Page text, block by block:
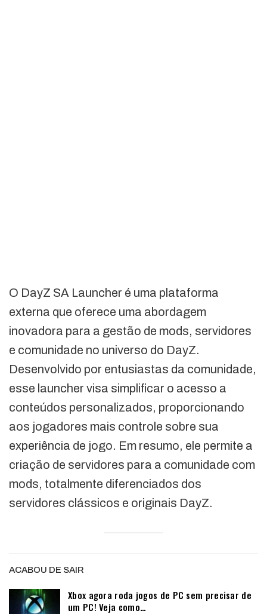
O DayZ SA Launcher é uma plataforma
externa que oferece uma abordagem
inovadora para a gestão de mods, servidores
e comunidade no universo do DayZ.
Desenvolvido por entusiastas da comunidade,
esse launcher visa simplificar o acesso a
conteúdos personalizados, proporcionando
aos jogadores mais controle sobre sua
experiência de jogo. Em resumo, ele permite a
criação de servidores para a comunidade com
mods, totalmente diferenciados dos
servidores clássicos e originais DayZ.
ACABOU DE SAIR
Xbox agora roda jogos de PC sem precisar de
um PC! Veja como…